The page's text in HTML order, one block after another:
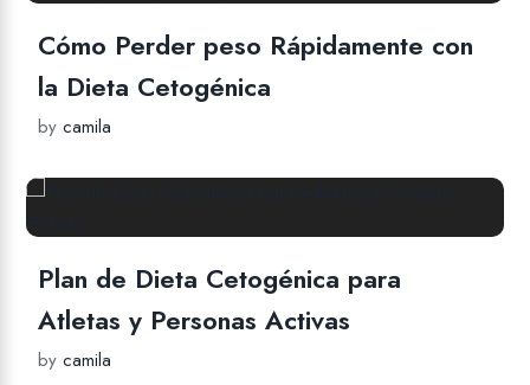
Cómo Perder peso Rápidamente con
la Dieta Cetogénica
bycamila
Plan de Dieta Cetogénica para
Atletas y Personas Activas
bycamila